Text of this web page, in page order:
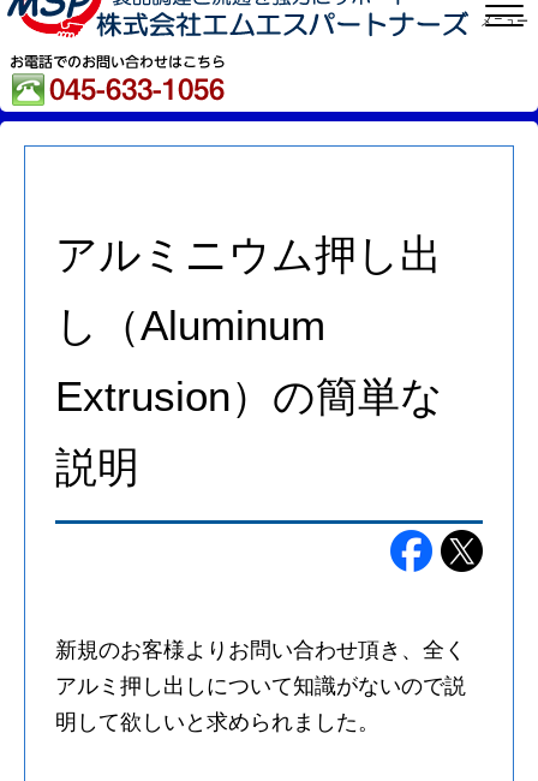
メニュー
アルミニウム押し出
し（Aluminum
Extrusion）の簡単な
説明
新規のお客様よりお問い合わせ頂き、全く
アルミ押し出しについて知識がないので説
明して欲しいと求められました。